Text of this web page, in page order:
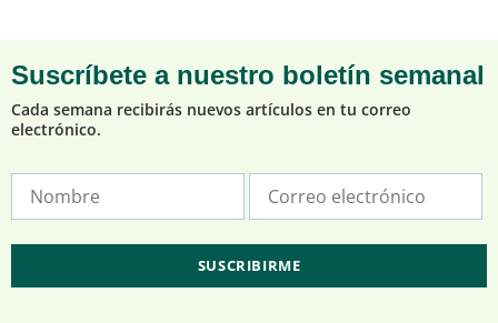
Suscríbete a nuestro boletín semanal
Cada semana recibirás nuevos artículos en tu correo
electrónico.